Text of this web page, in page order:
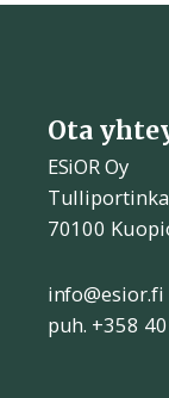
Ota
ESiOR Oy
70100
info@esior.fi
puh. +358